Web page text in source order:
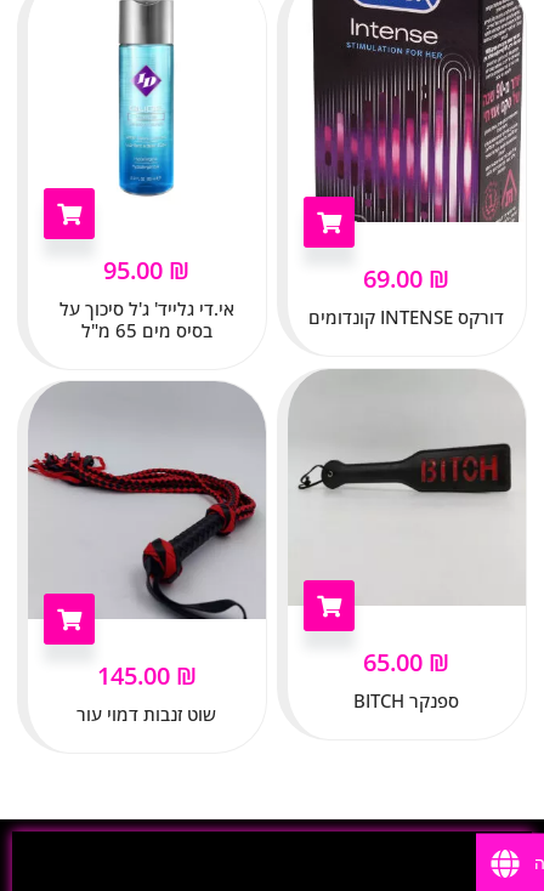
95.00 ₪
אי.די גלייד' ג'ל סיכוך על
בסיס מים 65 מ"ל
69.00 ₪
דורקס INTENSE קונדומים
65.00 ₪
ספנקר BITCH
145.00 ₪
שוט זנבות דמוי עור